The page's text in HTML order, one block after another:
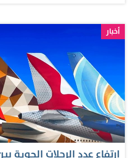
بشكلٍ فوري". ولفتت السفارة إلى
أخبار
ارتفاع عدد الرحلات الجوية